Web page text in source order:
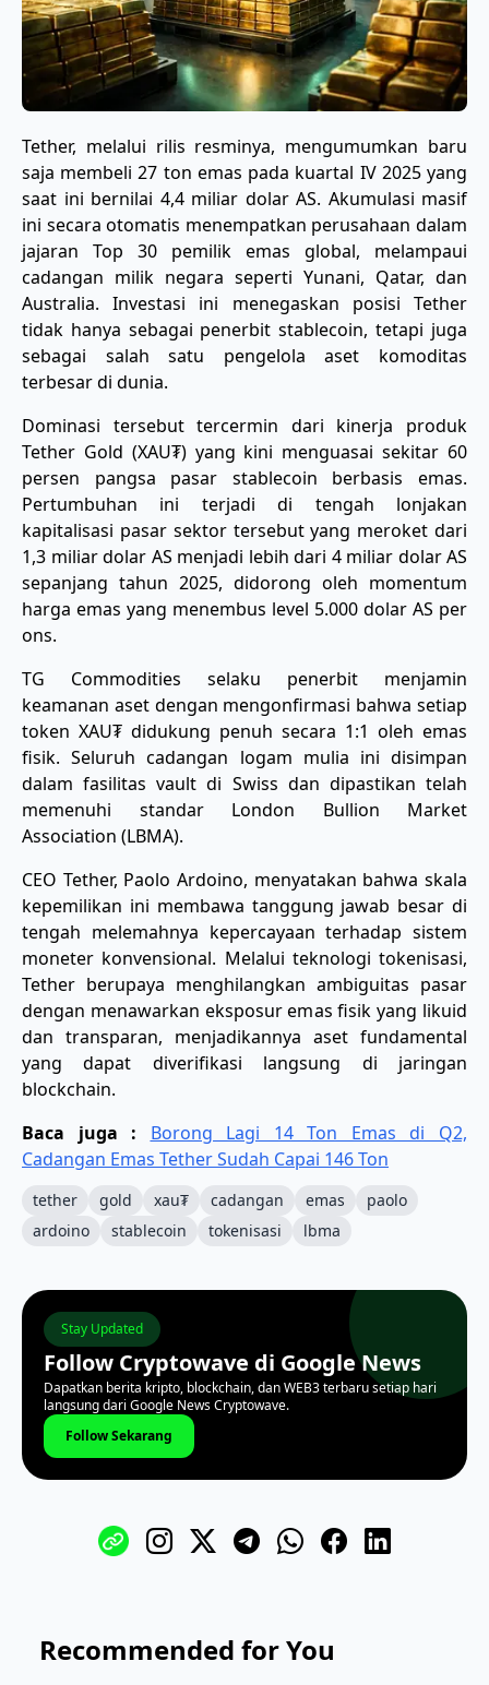
​Tether, melalui rilis resminya, mengumumkan baru
saja membeli 27 ton emas pada kuartal IV 2025 yang
saat ini bernilai 4,4 miliar dolar AS. Akumulasi masif
ini secara otomatis menempatkan perusahaan dalam
jajaran Top 30 pemilik emas global, melampaui
cadangan milik negara seperti Yunani, Qatar, dan
Australia. Investasi ini menegaskan posisi Tether
tidak hanya sebagai penerbit stablecoin, tetapi juga
sebagai salah satu pengelola aset komoditas
terbesar di dunia.
​Dominasi tersebut tercermin dari kinerja produk
Tether Gold (XAU₮) yang kini menguasai sekitar 60
persen pangsa pasar stablecoin berbasis emas.
Pertumbuhan ini terjadi di tengah lonjakan
kapitalisasi pasar sektor tersebut yang meroket dari
1,3 miliar dolar AS menjadi lebih dari 4 miliar dolar AS
sepanjang tahun 2025, didorong oleh momentum
harga emas yang menembus level 5.000 dolar AS per
ons.
​TG Commodities selaku penerbit menjamin
keamanan aset dengan mengonfirmasi bahwa setiap
token XAU₮ didukung penuh secara 1:1 oleh emas
fisik. Seluruh cadangan logam mulia ini disimpan
dalam fasilitas vault di Swiss dan dipastikan telah
memenuhi standar London Bullion Market
Association (LBMA).
​CEO Tether, Paolo Ardoino, menyatakan bahwa skala
kepemilikan ini membawa tanggung jawab besar di
tengah melemahnya kepercayaan terhadap sistem
moneter konvensional. Melalui teknologi tokenisasi,
Tether berupaya menghilangkan ambiguitas pasar
dengan menawarkan eksposur emas fisik yang likuid
dan transparan, menjadikannya aset fundamental
yang dapat diverifikasi langsung di jaringan
blockchain.
Baca juga : Borong Lagi 14 Ton Emas di Q2,
Cadangan Emas Tether Sudah Capai 146 Ton
tether gold xau₮ cadangan emas
paolo
ardoino
stablecoin tokenisasi lbma
Stay Updated
Follow Cryptowave di Google News
Dapatkan berita kripto, blockchain, dan WEB3 terbaru setiap hari
langsung dari Google News Cryptowave.
Follow Sekarang
Recommended for You